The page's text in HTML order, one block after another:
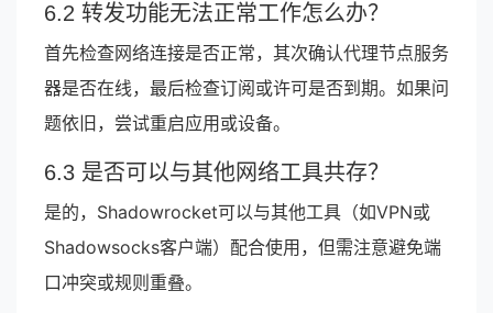
6.2 转发功能无法正常工作怎么办？
首先检查网络连接是否正常，其次确认代理节点服务
器是否在线，最后检查订阅或许可是否到期。如果问
题依旧，尝试重启应用或设备。
6.3 是否可以与其他网络工具共存？
是的，Shadowrocket可以与其他工具（如VPN或
Shadowsocks客户端）配合使用，但需注意避免端
口冲突或规则重叠。